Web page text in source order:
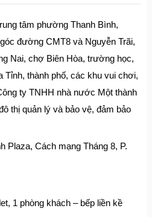
tâm phường Thanh Bình,
đường CMT8 và Nguyễn Trãi,
Nai, chợ Biên Hòa, trường học,
Tỉnh, thành phố, các khu vui chơi,
ty TNHH nhà nước Một thành
thị quản lý và bảo vệ, đảm bảo
Plaza, Cách mạng Tháng 8, P.
1 phòng khách – bếp liền kề